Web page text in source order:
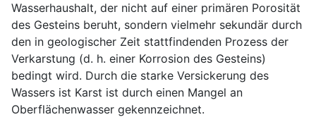
Wasserhaushalt, der nicht auf einer primären Porosität
des Gesteins beruht, sondern vielmehr sekundär durch
den in geologischer Zeit stattfindenden Prozess der
Verkarstung (d. h. einer Korrosion des Gesteins)
bedingt wird. Durch die starke Versickerung des
Wassers ist Karst ist durch einen Mangel an
Oberflächenwasser gekennzeichnet.